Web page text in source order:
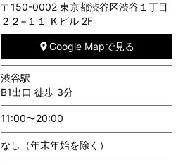
〒150-0002 東京都渋谷区渋谷１丁目
２２−１１ Ｋビル 2F
Google Mapで見る
渋谷駅
B1出口 徒歩 3分
11:00〜20:00
なし（年末年始を除く）